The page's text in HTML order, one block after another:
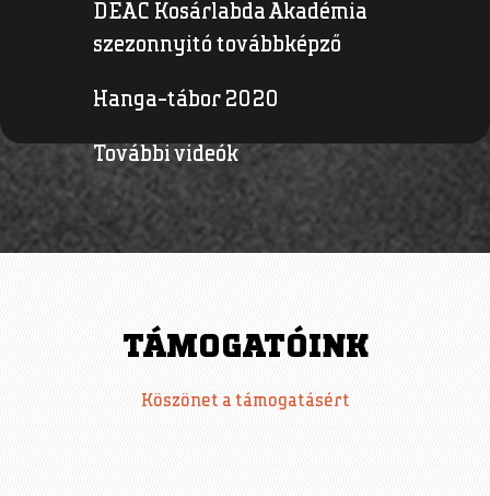
DEAC Kosárlabda Akadémia
szezonnyitó továbbképző
Hanga-tábor 2020
További videók
TÁMOGATÓINK
Köszönet a támogatásért